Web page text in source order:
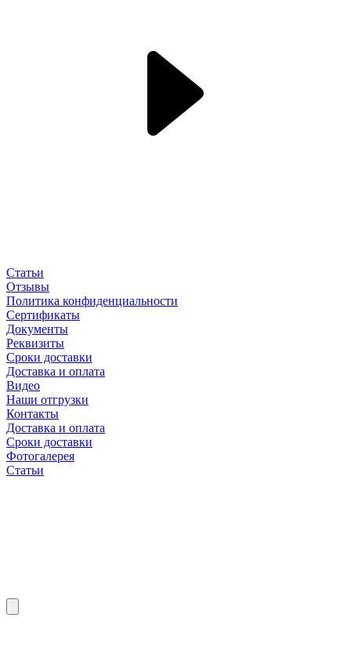
Статьи
Отзывы
Политика конфиденциальности
Сертификаты
Документы
Реквизиты
Сроки доставки
Доставка и оплата
Видео
Наши отгрузки
Контакты
Доставка и оплата
Сроки доставки
Фотогалерея
Статьи